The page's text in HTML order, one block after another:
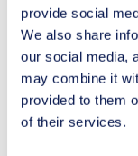
provide social
We also share
our social media,
may combine it
provided to them
of their services.
Daarnaast moet
verlenen,
accommodatie
tussen een
eenalternatieve